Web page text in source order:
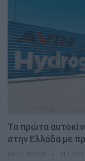
Τα πρώτα
στην Ελλάδα με